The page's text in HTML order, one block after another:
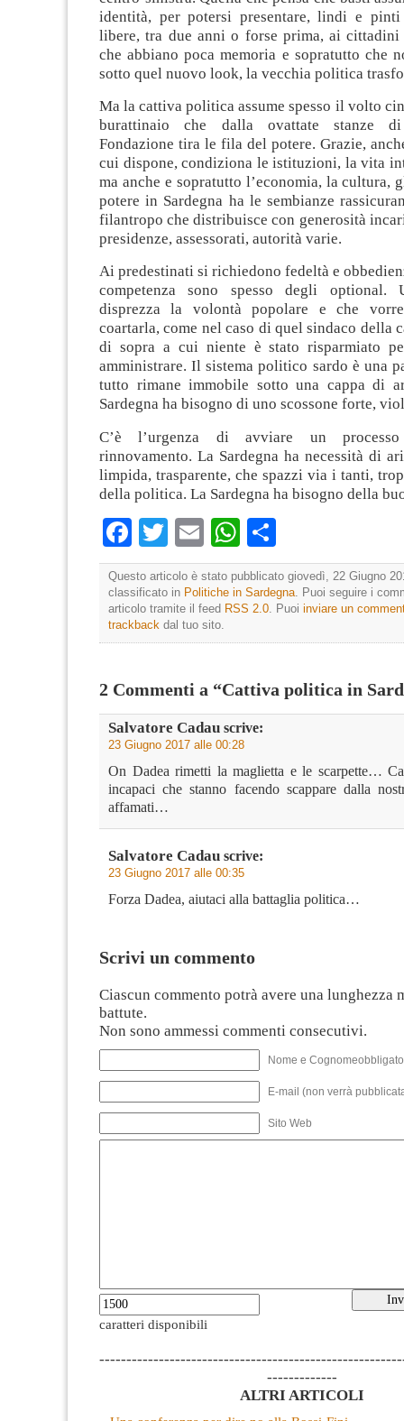
identità, per potersi presentare, lindi e
libere, tra due anni o forse prima, ai cittadini
che abbiano poca memoria e sopratutto che
sotto quel nuovo look, la vecchia politica
Ma la cattiva politica assume spesso il volto
burattinaio che dalla ovattate stanze
Fondazione tira le fila del potere. Grazie,
cui dispone, condiziona le istituzioni, la vita
ma anche e sopratutto l’economia, la
potere in Sardegna ha le sembianze
filantropo che distribuisce con generosità
presidenze, assessorati, autorità varie.
Ai predestinati si richiedono fedeltà e
competenza sono spesso degli optional.
disprezza la volontà popolare e che
coartarla, come nel caso di quel sindaco della
di sopra a cui niente è stato risparmiato
amministrare. Il sistema politico sardo è una
tutto rimane immobile sotto una cappa di
Sardegna ha bisogno di uno scossone forte,
C’è l’urgenza di avviare un
rinnovamento. La Sardegna ha necessità di
limpida, trasparente, che spazzi via i tanti,
della politica. La Sardegna ha bisogno della
Facebook
TwitterEmailWhatsApp
Questo articolo è stato pubblicato giovedì, 22 Giugno
classificato in Politiche in Sardegna . Puoi seguire i
articolo tramite il feed RSS 2.0 . Puoi inviare un
trackback dal tuo sito.
2 Commenti a “Cattiva politica in
Salvatore Cadau scrive:
23 Giugno 2017 alle 00:28
On Dadea rimetti la maglietta e le scarpette…
incapaci che stanno facendo scappare dalla
affamati…
Salvatore Cadau scrive:
23 Giugno 2017 alle 00:35
Forza Dadea, aiutaci alla battaglia politica…
Scrivi un commento
Ciascun commento potrà avere una lunghezza
battute.
Non sono ammessi commenti consecutivi.
Nome e
E-mail (non verrà
Sito Web
caratteri disponibili
-------------
ALTRI ARTICOLI